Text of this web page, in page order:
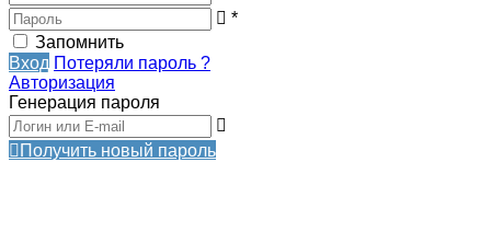
*
Запомнить
Вход Потеряли пароль ?
Авторизация
Генерация пароля
Получить новый пароль